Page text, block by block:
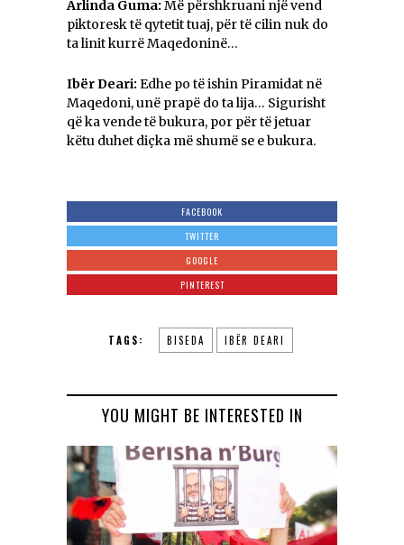
Arlinda Guma: Më përshkruani një vend
piktoresk të qytetit tuaj, për të cilin nuk do
ta linit kurrë Maqedoninë…
Ibër Deari: Edhe po të ishin Piramidat në
Maqedoni, unë prapë do ta lija… Sigurisht
që ka vende të bukura, por për të jetuar
këtu duhet diçka më shumë se e bukura.
FACEBOOK
TWITTER
GOOGLE
PINTEREST
TAGS: BISEDA IBËR DEARI
YOU MIGHT BE INTERESTED IN